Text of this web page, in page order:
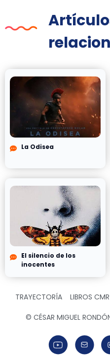
La Odisea
El silencio de los
inocentes
TRAYECTORÍA LIBROS CMR
© CÉSAR MIGUEL